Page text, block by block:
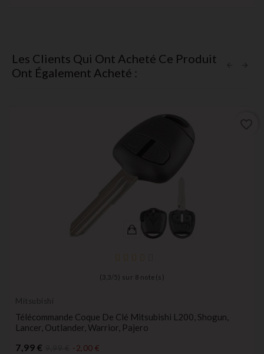
Les Clients Qui Ont Acheté Ce Produit
Ont Également Acheté :
( 3,3 / 5) sur 8 note(s)
Mitsubishi
Télécommande Coque De Clé Mitsubishi L200, Shogun,
Lancer, Outlander, Warrior, Pajero
7,99 € -2,00 €